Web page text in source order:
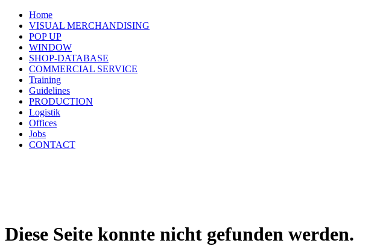
Home
VISUAL MERCHANDISING
POP UP
WINDOW
SHOP-DATABASE
COMMERCIAL SERVICE
Training
Guidelines
PRODUCTION
Logistik
Offices
Jobs
CONTACT
Diese Seite konnte nicht gefunden werden.